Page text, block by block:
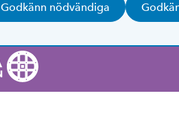
Godkänn nödvändiga